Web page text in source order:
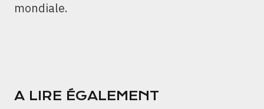
mondiale.
A LIRE ÉGALEMENT